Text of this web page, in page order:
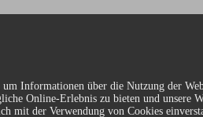
Informationen über die Nutzung der
Online-Erlebnis zu bieten und unsere
mit der Verwendung von Cookies